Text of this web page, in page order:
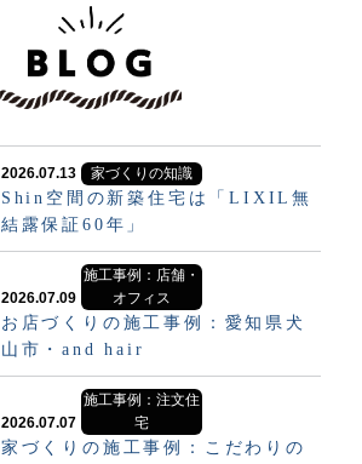
2026.07.13 家づくりの知識
Shin空間の新築住宅は「LIXIL無
結露保証60年」
2026.07.09
施工事例：店舗・
オフィス
お店づくりの施工事例：愛知県犬
山市・and hair
2026.07.07
施工事例：注文住
宅
家づくりの施工事例：こだわりの